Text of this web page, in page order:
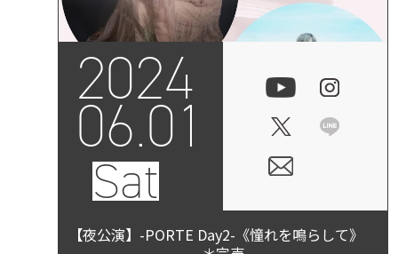
2024
06.01
Sat
【夜公演】-PORTE Day2-《憧れを鳴らして》